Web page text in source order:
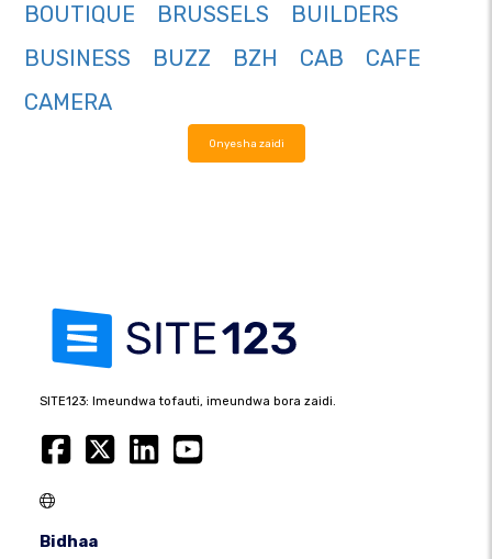
BOUTIQUE
BRUSSELS
BUILDERS
BUSINESS
BUZZ BZH CAB
CAFE
CAMERA
Onyesha zaidi
SITE123: Imeundwa tofauti, imeundwa bora zaidi.
Bidhaa